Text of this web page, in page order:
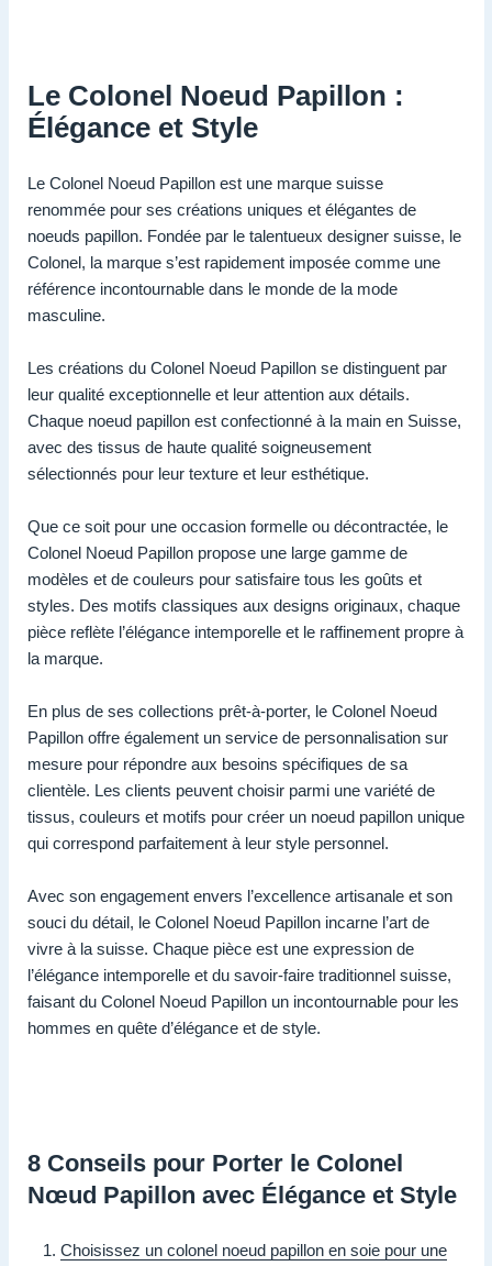
Le Colonel Noeud Papillon :
Élégance et Style
Le Colonel Noeud Papillon est une marque suisse
renommée pour ses créations uniques et élégantes de
noeuds papillon. Fondée par le talentueux designer suisse, le
Colonel, la marque s’est rapidement imposée comme une
référence incontournable dans le monde de la mode
masculine.
Les créations du Colonel Noeud Papillon se distinguent par
leur qualité exceptionnelle et leur attention aux détails.
Chaque noeud papillon est confectionné à la main en Suisse,
avec des tissus de haute qualité soigneusement
sélectionnés pour leur texture et leur esthétique.
Que ce soit pour une occasion formelle ou décontractée, le
Colonel Noeud Papillon propose une large gamme de
modèles et de couleurs pour satisfaire tous les goûts et
styles. Des motifs classiques aux designs originaux, chaque
pièce reflète l’élégance intemporelle et le raffinement propre à
la marque.
En plus de ses collections prêt-à-porter, le Colonel Noeud
Papillon offre également un service de personnalisation sur
mesure pour répondre aux besoins spécifiques de sa
clientèle. Les clients peuvent choisir parmi une variété de
tissus, couleurs et motifs pour créer un noeud papillon unique
qui correspond parfaitement à leur style personnel.
Avec son engagement envers l’excellence artisanale et son
souci du détail, le Colonel Noeud Papillon incarne l’art de
vivre à la suisse. Chaque pièce est une expression de
l’élégance intemporelle et du savoir-faire traditionnel suisse,
faisant du Colonel Noeud Papillon un incontournable pour les
hommes en quête d’élégance et de style.
8 Conseils pour Porter le Colonel
Nœud Papillon avec Élégance et Style
Choisissez un colonel noeud papillon en soie pour une